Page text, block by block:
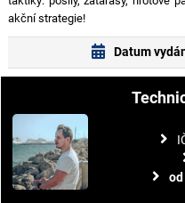
akční strategie!
Datum